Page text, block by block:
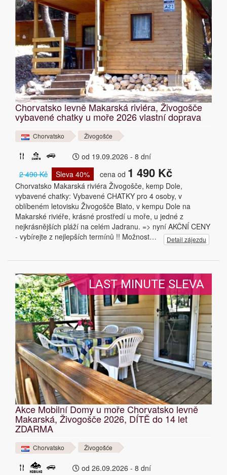
Chorvatsko levně Makarská riviéra, Živogošče
vybavené chatky u moře 2026 vlastní doprava
Chorvatsko Živogošće
od 19.09.2026 - 8 dní
2 490 Kč
Sleva 40% cena od 1 490 Kč
Chorvatsko Makarská riviéra Živogošče, kemp Dole,
vybavené chatky: Vybavené CHATKY pro 4 osoby, v
oblíbeném letovisku Živogošče Blato, v kempu Dole na
Makarské riviéře, krásné prostředí u moře, u jedné z
nejkrásnějších pláží na celém Jadranu. => nyní AKČNÍ CENY
- vybírejte z nejlepších termínů !! Možnost…
Detail zájezdu
LAST MINUTE SLEVA
Akce Mobilní Domy u moře Chorvatsko levně
Makarská, Živogošče 2026, DÍTĚ do 14 let
ZDARMA
Chorvatsko Živogošće
od 26.09.2026 - 8 dní